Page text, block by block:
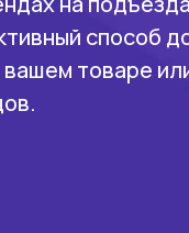
способ
товаре